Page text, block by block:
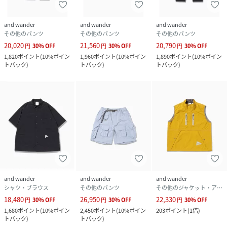
and wander
その他のパンツ
20,020円 30%OFF
1,820ポイント(10%ポイン
トバック)
and wander
その他のパンツ
21,560円 30%OFF
1,960ポイント(10%ポイン
トバック)
and wander
その他のパンツ
20,790円 30%OFF
1,890ポイント(10%ポイン
トバック)
and wander
シャツ・ブラウス
18,480円 30%OFF
1,680ポイント(10%ポイン
トバック)
and wander
その他のパンツ
26,950円 30%OFF
2,450ポイント(10%ポイン
トバック)
and wander
その他のジャケット・アウター
22,330円 30%OFF
203ポイント(1倍)